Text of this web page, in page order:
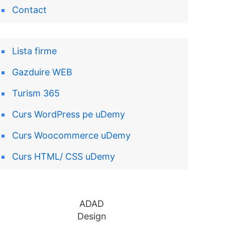
Contact
Lista firme
Gazduire WEB
Turism 365
Curs WordPress pe uDemy
Curs Woocommerce uDemy
Curs HTML/ CSS uDemy
ADAD
Design